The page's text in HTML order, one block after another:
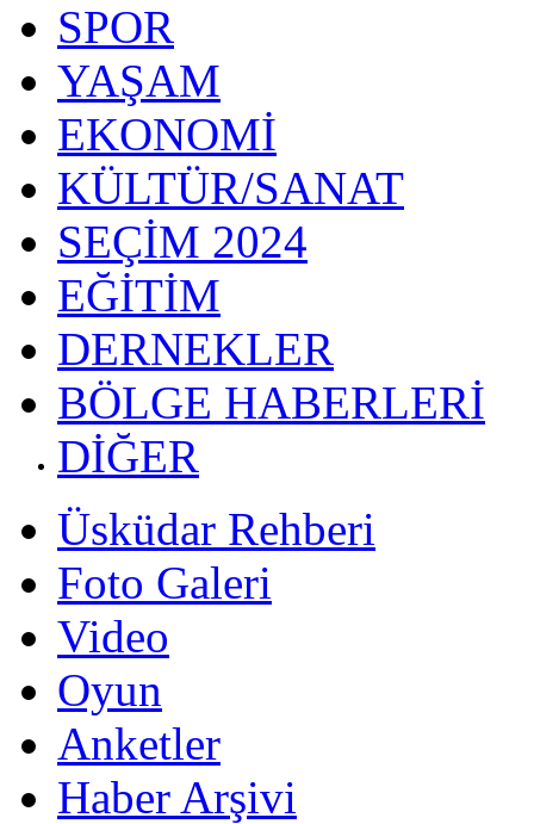
SPOR
YAŞAM
EKONOMİ
KÜLTÜR/SANAT
SEÇİM 2024
EĞİTİM
DERNEKLER
BÖLGE HABERLERİ
DİĞER
Üsküdar Rehberi
Foto Galeri
Video
Oyun
Anketler
Haber Arşivi